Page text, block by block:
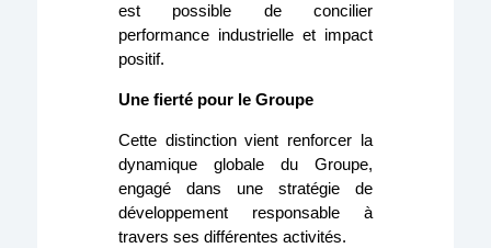
est possible de concilier
performance industrielle et impact
positif.
Une fierté pour le Groupe
Cette distinction vient renforcer la
dynamique globale du Groupe,
engagé dans une stratégie de
développement responsable à
travers ses différentes activités.